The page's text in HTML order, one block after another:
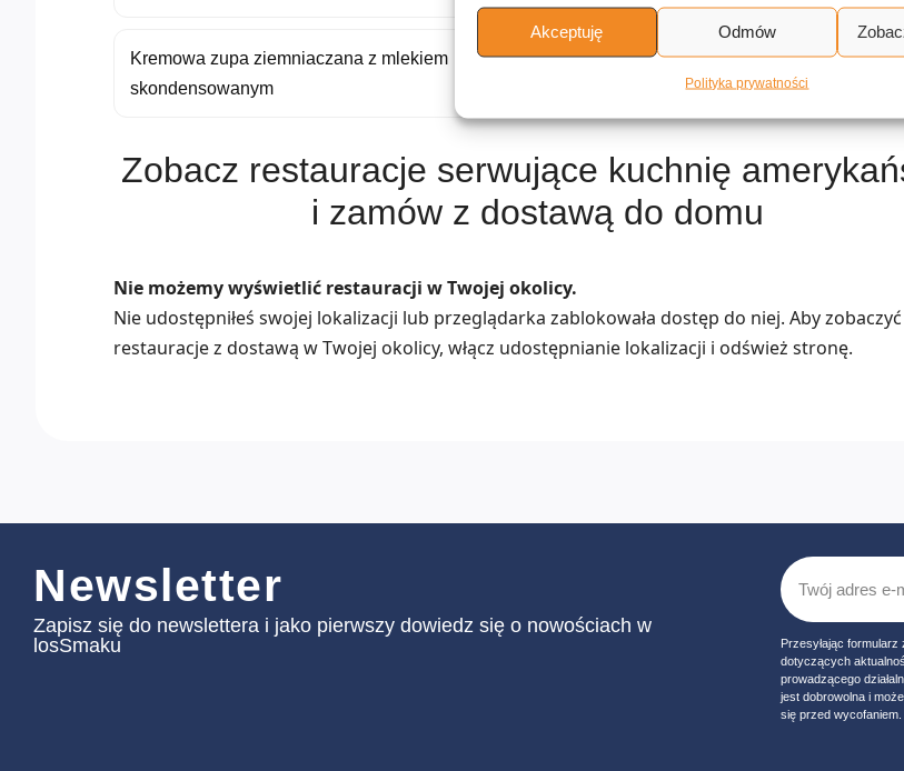
Akceptuję Odmów
Polityka prywatności
Kremowa zupa ziemniaczana z mlekiem
skondensowanym
Wołowe chili con carne z ciemnym piwem
Zobacz restauracje serwujące kuchnię
i zamów z dostawą do domu
Nie możemy wyświetlić restauracji w Twojej okolicy.
Nie udostępniłeś swojej lokalizacji lub przeglądarka zablokowała dostęp do niej. Aby zobaczyć
restauracje z dostawą w Twojej okolicy, włącz udostępnianie lokalizacji i odśwież stronę.
Newsletter
Zapisz się do newslettera i jako pierwszy dowiedz się o nowościach w
losSmaku
Przesyłając
dotyczących
prowadzącego
jest dobrowolna i
się przed wycofaniem.